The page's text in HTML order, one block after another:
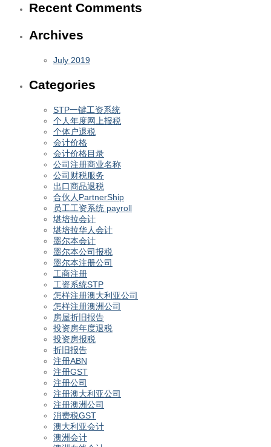
Recent Comments
Archives
July 2019
Categories
STP一键工资系统
个人年度网上报税
个体户退税
会计价格
会计价格目录
公司注册商业名称
公司财税服务
出口商品退税
合伙人PartnerShip
员工工资系统 payroll
堪培拉会计
堪培拉华人会计
墨尔本会计
墨尔本公司报税
墨尔本注册公司
工商注册
工资系统STP
怎样注册澳大利亚公司
怎样注册澳洲公司
房屋折旧报告
投资房年度退税
投资房报税
折旧报告
注册ABN
注册GST
注册公司
注册澳大利亚公司
注册澳洲公司
消费税GST
澳大利亚会计
澳洲会计